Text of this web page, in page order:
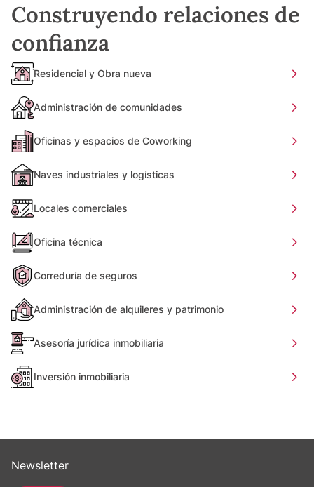
Construyendo relaciones de
confianza
Residencial y Obra nueva
Administración de comunidades
Oficinas y espacios de Coworking
Naves industriales y logísticas
Locales comerciales
Oficina técnica
Correduría de seguros
Administración de alquileres y patrimonio
Asesoría jurídica inmobiliaria
Inversión inmobiliaria
Newsletter